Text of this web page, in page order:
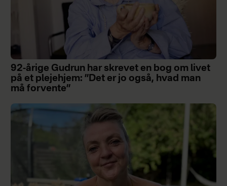
92-årige Gudrun har skrevet en bog om livet
på et plejehjem: ”Det er jo også, hvad man
må forvente”